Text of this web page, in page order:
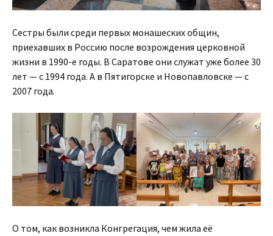
Сестры были среди первых монашеских общин,
приехавших в Россию после возрождения церковной
жизни в 1990-е годы. В Саратове они служат уже более 30
лет — с 1994 года. А в Пятигорске и Новопавловске — с
2007 года.
О том, как возникла Конгрегация, чем жила её